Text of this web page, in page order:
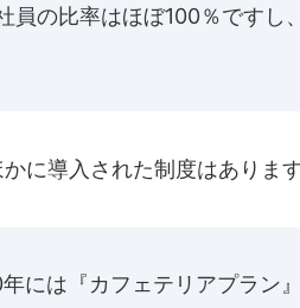
員の比率はほぼ100％ですし
に導入された制度はあります
年には『カフェテリアプラン